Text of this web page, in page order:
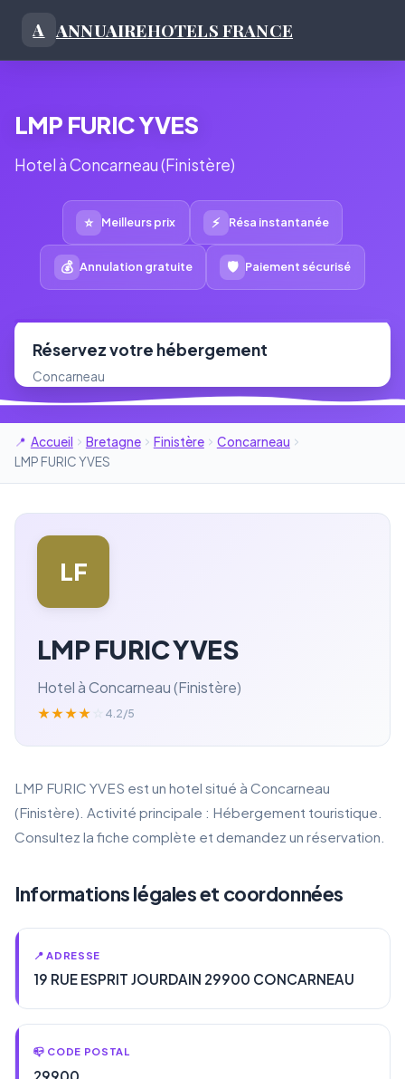
A ANNUAIREHOTELS FRANCE
LMP FURIC YVES
Hotel à Concarneau (Finistère)
⭐ Meilleurs prix ⚡ Résa instantanée
💰 Annulation gratuite 🛡 Paiement sécurisé
Réservez votre hébergement
Concarneau
Accueil Bretagne Finistère
Concarneau
LMP FURIC YVES
LF
LMP FURIC YVES
Hotel à Concarneau (Finistère)
★★★★ 4.2/5
LMP FURIC YVES est un hotel situé à Concarneau
(Finistère). Activité principale : Hébergement touristique.
Consultez la fiche complète et demandez un réservation.
Informations légales et coordonnées
📍 ADRESSE
19 RUE ESPRIT JOURDAIN 29900 CONCARNEAU
📪 CODE POSTAL